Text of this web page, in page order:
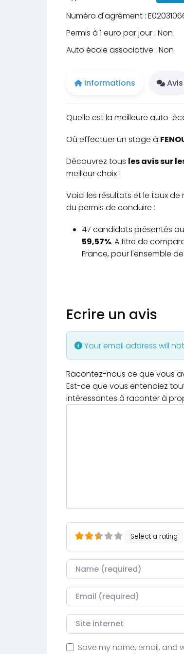
Numéro d'agrément :
Permis à 1 euro par jour : Non
Auto école associative : Non
Informations Avis
Quelle est la meilleure auto-
Où effectuer un stage à
Découvrez tous les avis sur
meilleur choix !
Voici les résultats et le taux de
du permis de conduire :
47 candidats présentés au
59,57%. A titre de
France, pour l'ensemble
Ecrire un avis
Your email address will
Racontez-nous ce que vous
Est-ce que vous entendiez
intéressantes à raconter à
Select a rating
Nom
Courriel
Site internet
Save my name, email, and